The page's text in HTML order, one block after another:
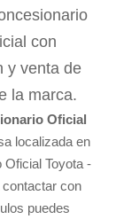
con
y venta de
la marca.
Oficial
localizada en
Oficial Toyota -
con
puedes